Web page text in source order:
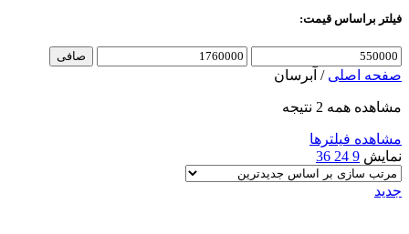
فیلتر براساس قیمت:
صافی
صفحه اصلی / آبرسان
مشاهده همه 2 نتیجه
مشاهده فیلترها
نمایش 9
24
36
جدید